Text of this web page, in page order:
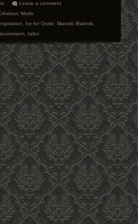
Leave a comment
,Mode
,Ivy for Ossie,Manolo Blahnik,
,talon